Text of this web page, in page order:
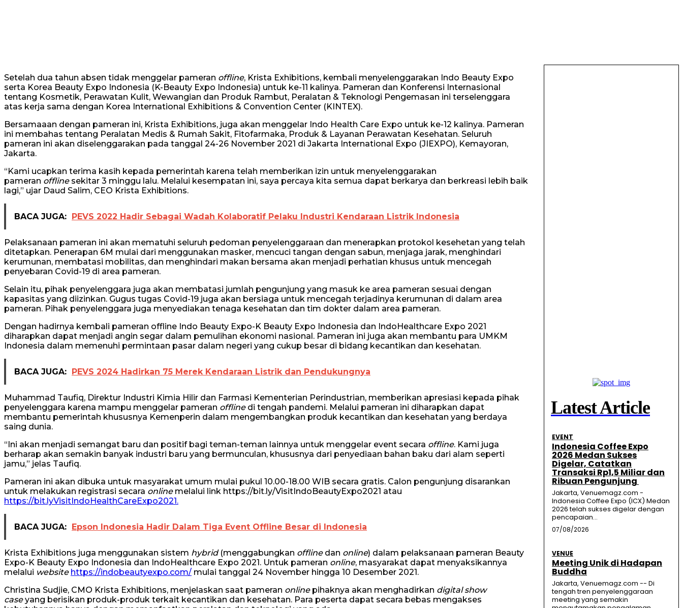
Setelah dua tahun absen tidak menggelar pameran offline, Krista Exhibitions, kembali menyelenggarakan Indo Beauty Expo
serta Korea Beauty Expo Indonesia (K-Beauty Expo Indonesia) untuk ke-11 kalinya. Pameran dan Konferensi Internasional
tentang Kosmetik, Perawatan Kulit, Wewangian dan Produk Rambut, Peralatan & Teknologi Pengemasan ini terselenggara
atas kerja sama dengan Korea International Exhibitions & Convention Center (KINTEX).
Bersamaaan dengan pameran ini, Krista Exhibitions, juga akan menggelar Indo Health Care Expo untuk ke-12 kalinya. Pameran
ini membahas tentang Peralatan Medis & Rumah Sakit, Fitofarmaka, Produk & Layanan Perawatan Kesehatan. Seluruh
pameran ini akan diselenggarakan pada tanggal 24-26 November 2021 di Jakarta International Expo (JIEXPO), Kemayoran,
Jakarta.
“Kami ucapkan terima kasih kepada pemerintah karena telah memberikan izin untuk menyelenggarakan
pameran offline sekitar 3 minggu lalu. Melalui kesempatan ini, saya percaya kita semua dapat berkarya dan berkreasi lebih baik
lagi,” ujar Daud Salim, CEO Krista Exhibitions.
BACA JUGA: PEVS 2022 Hadir Sebagai Wadah Kolaboratif Pelaku Industri Kendaraan Listrik Indonesia
Pelaksanaan pameran ini akan mematuhi seluruh pedoman penyelenggaraan dan menerapkan protokol kesehetan yang telah
ditetapkan. Penerapan 6M mulai dari menggunakan masker, mencuci tangan dengan sabun, menjaga jarak, menghindari
kerumunan, membatasi mobilitas, dan menghindari makan bersama akan menjadi perhatian khusus untuk mencegah
penyebaran Covid-19 di area pameran.
Selain itu, pihak penyelenggara juga akan membatasi jumlah pengunjung yang masuk ke area pameran sesuai dengan
kapasitas yang diizinkan. Gugus tugas Covid-19 juga akan bersiaga untuk mencegah terjadinya kerumunan di dalam area
pameran. Pihak penyelenggara juga menyediakan tenaga kesehatan dan tim dokter dalam area pameran.
Dengan hadirnya kembali pameran offline Indo Beauty Expo-K Beauty Expo Indonesia dan IndoHealthcare Expo 2021
diharapkan dapat menjadi angin segar dalam pemulihan ekonomi nasional. Pameran ini juga akan membantu para UMKM
Indonesia dalam memenuhi permintaan pasar dalam negeri yang cukup besar di bidang kecantikan dan kesehatan.
BACA JUGA: PEVS 2024 Hadirkan 75 Merek Kendaraan Listrik dan Pendukungnya
Muhammad Taufiq, Direktur Industri Kimia Hilir dan Farmasi Kementerian Perindustrian, memberikan apresiasi kepada pihak
penyelenggara karena mampu menggelar pameran offlinedi tengah pandemi. Melalui pameran ini diharapkan dapat
membantu pemerintah khususnya Kemenperin dalam mengembangkan produk kecantikan dan kesehatan yang berdaya
saing dunia.
“Ini akan menjadi semangat baru dan positif bagi teman-teman lainnya untuk menggelar event secara offline. Kami juga
berharap akan semakin banyak industri baru yang bermunculan, khususnya dari penyediaan bahan baku dari alam seperti
jamu,” jelas Taufiq.
Pameran ini akan dibuka untuk masyarakat umum mulai pukul 10.00-18.00 WIB secara gratis. Calon pengunjung disarankan
untuk melakukan registrasi secara onlinemelalui link https://bit.ly/VisitIndoBeautyExpo2021 atau
https://bit.lyVisitIndoHealthCareExpo2021.
BACA JUGA: Epson Indonesia Hadir Dalam Tiga Event Offline Besar di Indonesia
Krista Exhibitions juga menggunakan sistem hybrid(menggabungkan offlinedan online) dalam pelaksanaan pameran Beauty
Expo-K Beauty Expo Indonesia dan IndoHealthcare Expo 2021. Untuk pameran online, masyarakat dapat menyaksikannya
melalui website https://indobeautyexpo.com/ mulai tanggal 24 November hingga 10 Desember 2021.
Christina Sudjie, CMO Krista Exhibitions, menjelaskan saat pameran onlinepihaknya akan menghadirkan digital show
caseyang berisikan produk-produk terkait kecantikan dan kesehatan. Para peserta dapat secara bebas mengakses
Latest Article
EVENT
Indonesia Coffee Expo
2026 Medan Sukses
Digelar, Catatkan
Transaksi Rp1,5 Miliar dan
Ribuan Pengunjung
Jakarta, Venuemagz.com -
Indonesia Coffee Expo (ICX) Medan
2026 telah sukses digelar dengan
pencapaian...
07/08/2026
VENUE
Meeting Unik di Hadapan
Buddha
Jakarta, Venuemagz.com -- Di
tengah tren penyelenggaraan
meeting yang semakin